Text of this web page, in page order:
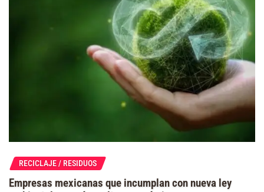
RECICLAJE / RESIDUOS
Empresas mexicanas que incumplan con nueva ley